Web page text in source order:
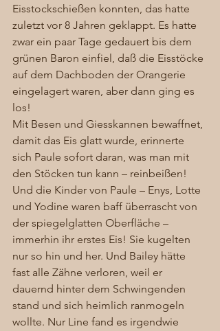
Eisstockschießen konnten, das hatte
zuletzt vor 8 Jahren geklappt. Es hatte
zwar ein paar Tage gedauert bis dem
grünen Baron einfiel, daß die Eisstöcke
auf dem Dachboden der Orangerie
eingelagert waren, aber dann ging es
los!
Mit Besen und Giesskannen bewaffnet,
damit das Eis glatt wurde, erinnerte
sich Paule sofort daran, was man mit
den Stöcken tun kann – reinbeißen!
Und die Kinder von Paule – Enys, Lotte
und Yodine waren baff überrascht von
der spiegelglatten Oberfläche –
immerhin ihr erstes Eis! Sie kugelten
nur so hin und her. Und Bailey hätte
fast alle Zähne verloren, weil er
dauernd hinter dem Schwingenden
stand und sich heimlich ranmogeln
wollte. Nur Line fand es irgendwie